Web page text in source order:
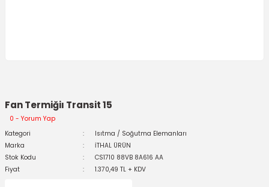
Fan Termiğiı Transit 15
0 - Yorum Yap
Kategori
Isıtma / Soğutma Elemanları
Marka
İTHAL ÜRÜN
Stok Kodu
CS1710 88VB 8A616 AA
Fiyat
1.370,49 TL + KDV